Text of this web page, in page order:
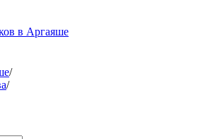
в Аргаяше
/
/